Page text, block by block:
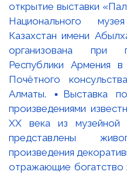
открытие выставки
Национального
Казахстан имени
организована при
Республики Армения
Почётного
Алматы. ▪️Выставка
произведениями
XX века из музейной
представлены
произведения
отражающие богатство